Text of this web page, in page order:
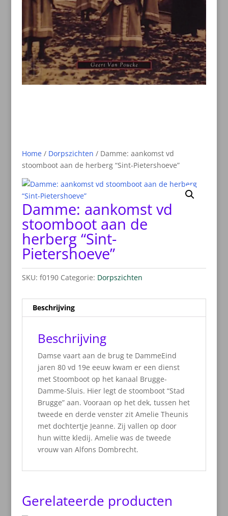
Home/ Dorpszichten / Damme: aankomst vd
stoomboot aan de herberg “Sint-Pietershoeve”
Damme: aankomst vd
stoomboot aan de
herberg “Sint-
Pietershoeve”
SKU: f0190 Categorie: Dorpszichten
Beschrijving
Beschrijving
Damse vaart aan de brug te DammeEind
jaren 80 vd 19e eeuw kwam er een dienst
met Stoomboot op het kanaal Brugge-
Damme-Sluis. Hier legt de stoomboot “Stad
Brugge” aan. Vooraan op het dek, tussen het
tweede en derde venster zit Amelie Theunis
met dochtertje Jeanne. Zij vallen op door
hun witte kledij. Amelie was de tweede
vrouw van Alfons Dombrecht.
Gerelateerde producten